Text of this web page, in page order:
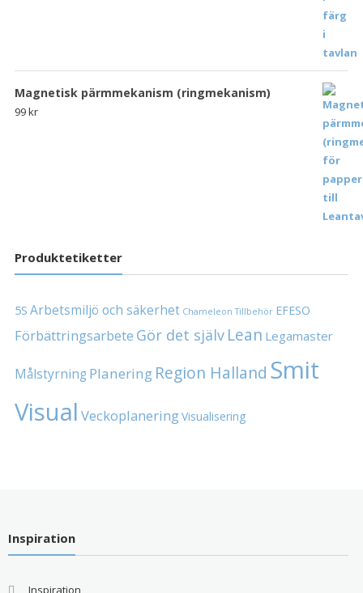
Magnetisk pärmmekanism (ringmekanism)
99kr
Produktetiketter
5S Arbetsmiljö och säkerhet Chameleon Tillbehör EFESO
Förbättringsarbete Gör det själv Lean Legamaster
Målstyrning Planering Region Halland Smit
Visual VeckoplaneringVisualisering
Inspiration
Inspiration